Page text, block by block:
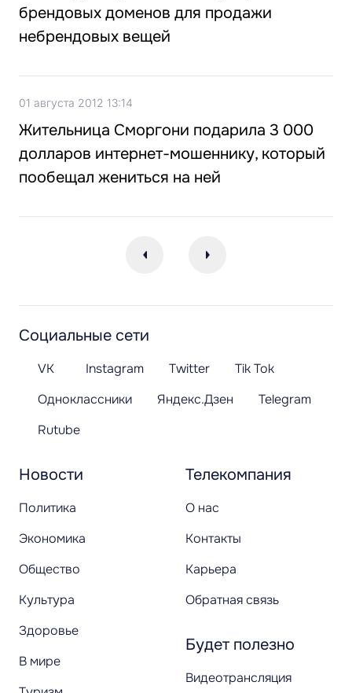
брендовых доменов для продажи
небрендовых вещей
01 августа 2012 13:14
Жительница Сморгони подарила 3 000
долларов интернет-мошеннику, который
пообещал жениться на ней
Новости
Политика
Экономика
Общество
Культура
Здоровье
В мире
Телекомпания
О нас
Контакты
Карьера
Обратная связь
Будет полезно
Видеотрансляция
Социальные сети
VK Instagram Twitter
Tik Tok
Одноклассники
Яндекс.Дзен
Telegram
Rutube